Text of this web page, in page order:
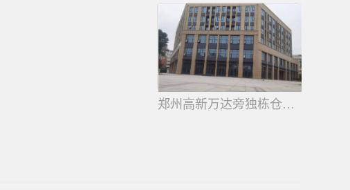
库房等齐全）
郑州高新万达旁独栋仓库出售，